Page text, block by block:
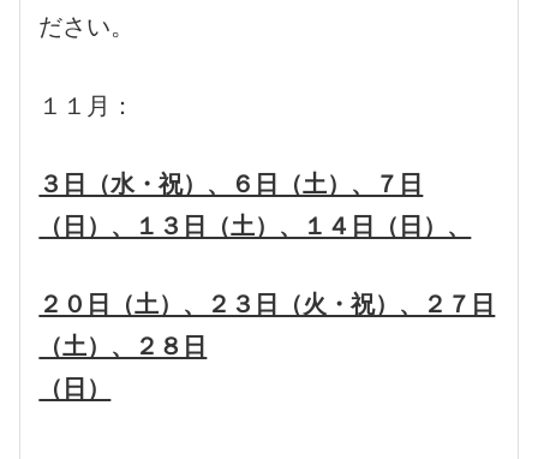
ださい。
１１月：
３日（水・祝）、６日（土）、７日
（日）、１３日（土）、１４日（日）、
２０日（土）、２３日（火・祝）、２７日
（土）、２８日
（日）